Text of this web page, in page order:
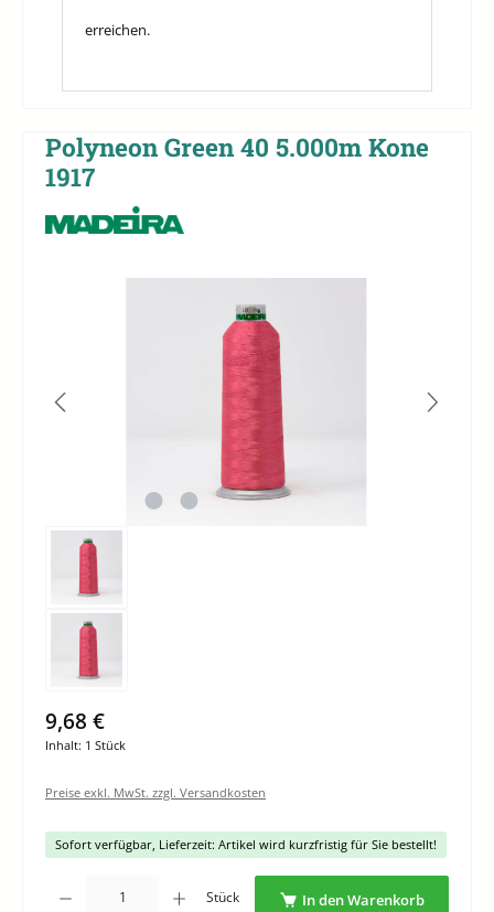
erreichen.
Polyneon Green 40 5.000m Kone
1917
9,68 €
Inhalt: 1 Stück
Preise exkl. MwSt. zzgl. Versandkosten
Sofort verfügbar, Lieferzeit: Artikel wird kurzfristig für Sie bestellt!
Produkt Anzahl: Gib den gewünschten Wert ein oder benutze die Schaltflächen um
Stück In den Warenkorb